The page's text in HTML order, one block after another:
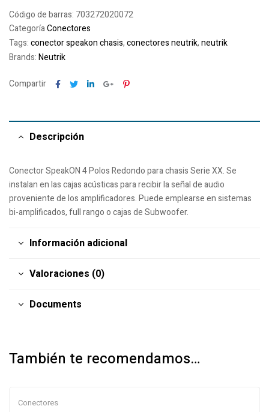
Código de barras: 703272020072
CategoríaConectores
Tags:conector speakon chasis,conectores neutrik,neutrik
Brands:Neutrik
Compartir Facebook
TwitterLinkedinGoogle+Pinterest
Descripción
Conector SpeakON 4 Polos Redondo para chasis Serie XX. Se
instalan en las cajas acústicas para recibir la señal de audio
proveniente de los amplificadores. Puede emplearse en sistemas
bi-amplificados, full rango o cajas de Subwoofer.
Información adicional
Valoraciones (0)
Documents
También te recomendamos…
Conectores